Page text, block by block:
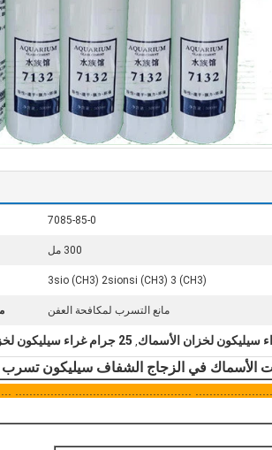
7085-85-0
300 مل
(CH3) 3sio (CH3) 2sionsi (CH3) 3
مانع التسرب لمكافحة العفن
, 25 جرام غراء سيليكون لخزان الأسماك
الأسماك في الزجاج الشفاف سيليكون تسرب
..................................................